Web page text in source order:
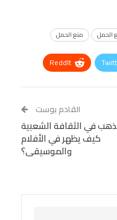
الحمل منع الحمل
ReddIt
VK
Viber
القادم بوست
في الثقافة الشعبية
كيف يظهر في الأفلام
والموسيقى؟